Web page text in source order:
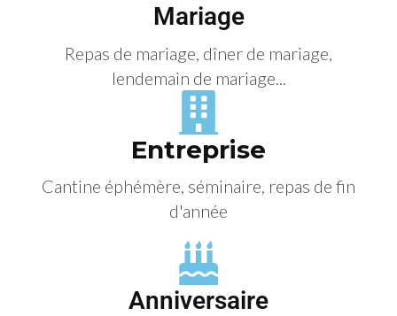
Mariage
Repas de mariage, dîner de mariage,
lendemain de mariage...
Entreprise
Cantine éphémère, séminaire, repas de fin
d'année
Anniversaire